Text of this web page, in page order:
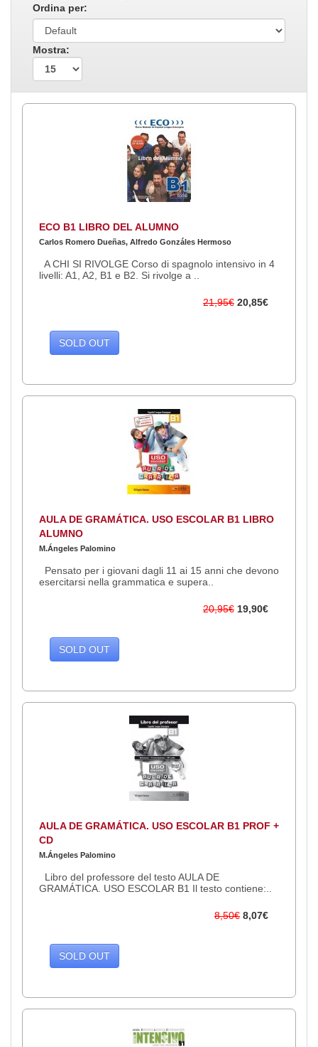
Ordina per:
Mostra:
ECO B1 LIBRO DEL ALUMNO
Carlos Romero Dueñas, Alfredo Gonzáles Hermoso
A CHI SI RIVOLGE Corso di spagnolo intensivo in 4
livelli: A1, A2, B1 e B2. Si rivolge a ..
21,95€ 20,85€
SOLD OUT
AULA DE GRAMÁTICA. USO ESCOLAR B1 LIBRO
ALUMNO
M.Ángeles Palomino
Pensato per i giovani dagli 11 ai 15 anni che devono
esercitarsi nella grammatica e supera..
20,95€ 19,90€
SOLD OUT
AULA DE GRAMÁTICA. USO ESCOLAR B1 PROF +
CD
M.Ángeles Palomino
Libro del professore del testo AULA DE
GRAMÁTICA. USO ESCOLAR B1 Il testo contiene:​ ..
8,50€ 8,07€
SOLD OUT